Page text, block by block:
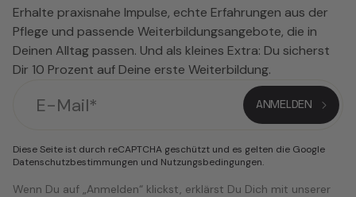
Erhalte praxisnahe Impulse, echte Erfahrungen aus der
Pflege und passende Weiterbildungsangebote, die in
Deinen Alltag passen. Und als kleines Extra: Du sicherst
Dir 10 Prozent auf Deine erste Weiterbildung.
Diese Seite ist durch reCAPTCHA geschützt und es gelten die Google
Datenschutzbestimmungen und Nutzungsbedingungen.
Wenn Du auf „Anmelden“ klickst, erklärst Du Dich mit unserer